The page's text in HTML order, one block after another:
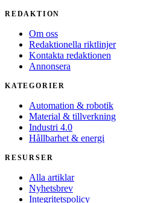
REDAKTION
Om oss
Redaktionella riktlinjer
Kontakta redaktionen
Annonsera
KATEGORIER
Automation & robotik
Material & tillverkning
Industri 4.0
Hållbarhet & energi
RESURSER
Alla artiklar
Nyhetsbrev
Integritetspolicy